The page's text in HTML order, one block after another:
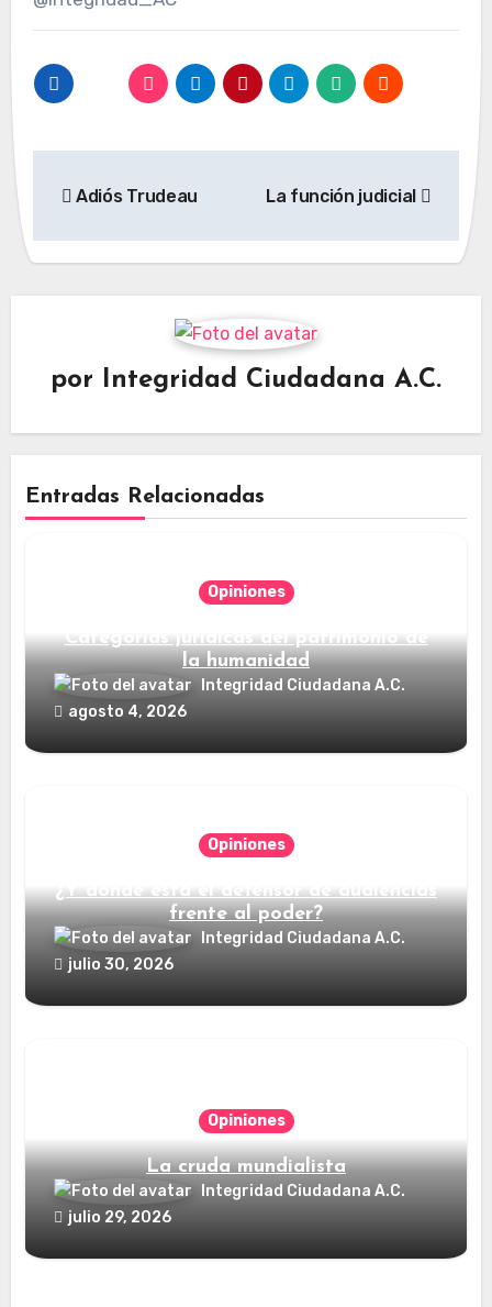
entradas
Adiós Trudeau La función judicial
por Integridad Ciudadana A.C.
Entradas Relacionadas
Opiniones
Categorías jurídicas del patrimonio de
la humanidad
Integridad Ciudadana A.C.
agosto 4, 2026
Opiniones
¿Y dónde está el defensor de audiencias
frente al poder?
Integridad Ciudadana A.C.
julio 30, 2026
Opiniones
La cruda mundialista
Integridad Ciudadana A.C.
julio 29, 2026